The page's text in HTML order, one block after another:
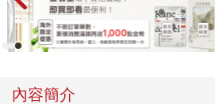
內容簡介